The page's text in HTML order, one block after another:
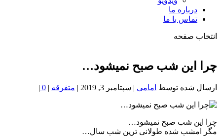
درباره ما
تماس با ما
انتخاب صفحه
خون
شمال
چرا این شب صبح نمیشود…
ارسال شده توسط امامی | سپتامبر 3, 2019 | متفرقه |
0
|
چرا این شب صبح نمیشود…
مگر امشب شده طولانی ترین شب سال…